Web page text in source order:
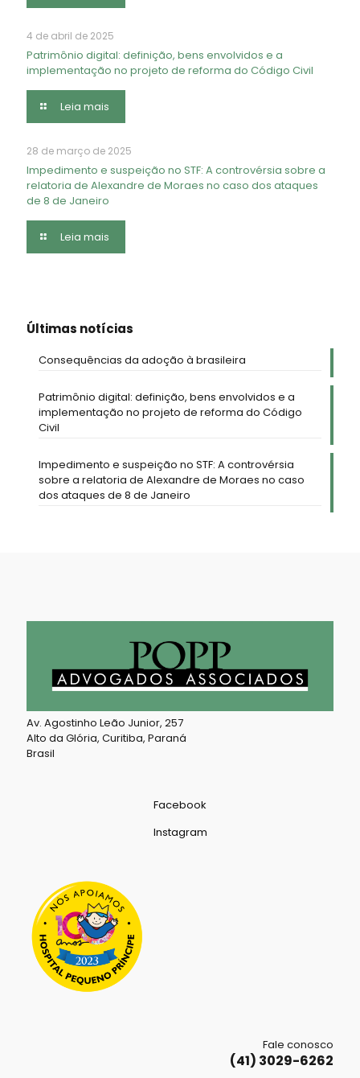
4 de abril de 2025
Patrimônio digital: definição, bens envolvidos e a
implementação no projeto de reforma do Código Civil
Leia mais
28 de março de 2025
Impedimento e suspeição no STF: A controvérsia sobre a
relatoria de Alexandre de Moraes no caso dos ataques
de 8 de Janeiro
Leia mais
Últimas notícias
Consequências da adoção à brasileira
Patrimônio digital: definição, bens envolvidos e a
implementação no projeto de reforma do Código
Civil
Impedimento e suspeição no STF: A controvérsia
sobre a relatoria de Alexandre de Moraes no caso
dos ataques de 8 de Janeiro
Av. Agostinho Leão Junior, 257
Alto da Glória, Curitiba, Paraná
Brasil
Facebook
Instagram
Fale conosco
(41) 3029-6262